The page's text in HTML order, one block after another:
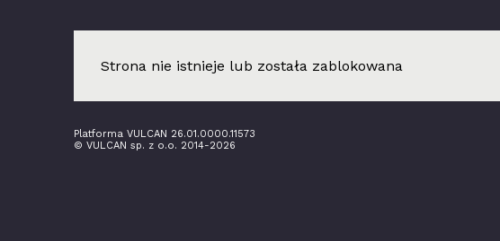
Strona nie istnieje lub została zablokowana
Platforma VULCAN 26.01.0000.11573
© VULCAN sp. z o.o. 2014-2026